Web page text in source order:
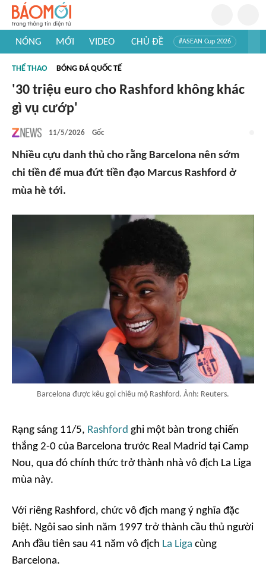
NÓNG MỚI VIDEO CHỦ ĐỀ #ASEAN Cup 2026
#Khám phá thế giới
THỂ THAO BÓNG ĐÁ QUỐC TẾ
'30 triệu euro cho Rashford không khác
gì vụ cướp'
11/5/2026 Gốc
Nhiều cựu danh thủ cho rằng Barcelona nên sớm
chi tiền để mua đứt tiền đạo Marcus Rashford ở
mùa hè tới.
Barcelona được kêu gọi chiêu mộ Rashford. Ảnh: Reuters.
Rạng sáng 11/5, Rashford ghi một bàn trong chiến
thắng 2-0 của Barcelona trước Real Madrid tại Camp
Nou, qua đó chính thức trở thành nhà vô địch La Liga
mùa này.
Với riêng Rashford, chức vô địch mang ý nghĩa đặc
biệt. Ngôi sao sinh năm 1997 trở thành cầu thủ người
Anh đầu tiên sau 41 năm vô địch La Liga cùng
Barcelona.